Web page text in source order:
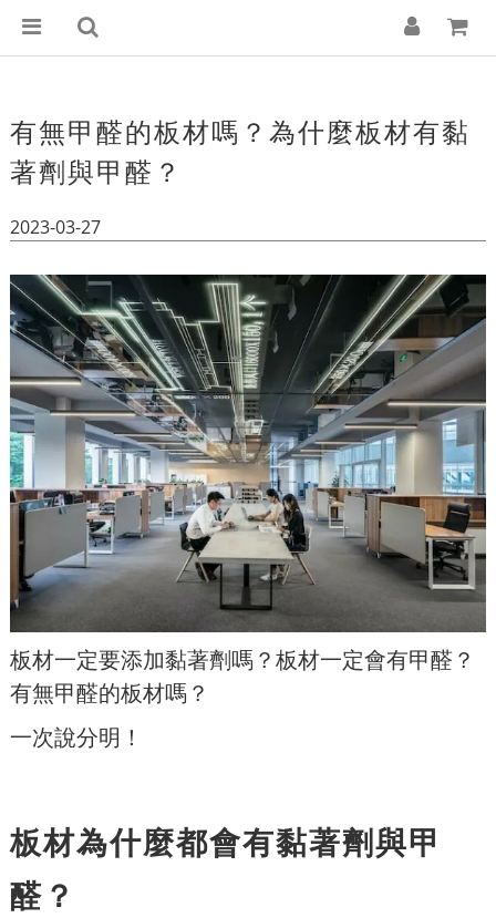
有無甲醛的板材嗎？為什麼板材有黏
著劑與甲醛？
2023-03-27
板材一定要添加黏著劑嗎？板材一定會有甲醛？
有無甲醛的板材嗎？
一次說分明！
板材為什麼都會有黏著劑與甲
醛？